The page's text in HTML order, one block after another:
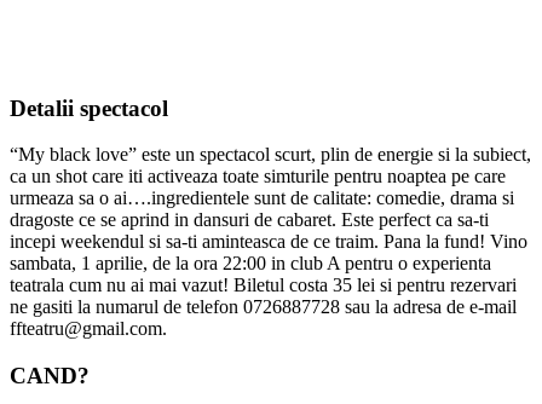
Detalii spectacol
“My black love” este un spectacol scurt, plin de energie si la subiect,
ca un shot care iti activeaza toate simturile pentru noaptea pe care
urmeaza sa o ai….ingredientele sunt de calitate: comedie, drama si
dragoste ce se aprind in dansuri de cabaret. Este perfect ca sa-ti
incepi weekendul si sa-ti aminteasca de ce traim. Pana la fund! Vino
sambata, 1 aprilie, de la ora 22:00 in club A pentru o experienta
teatrala cum nu ai mai vazut! Biletul costa 35 lei si pentru rezervari
ne gasiti la numarul de telefon 0726887728 sau la adresa de e-mail
ffteatru@gmail.com.
CAND?